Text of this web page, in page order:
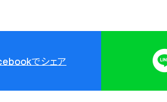
でシェア